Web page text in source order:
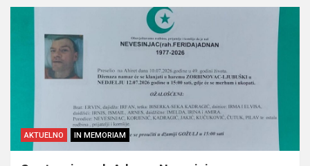
AKTUELNO IN MEMORIAM